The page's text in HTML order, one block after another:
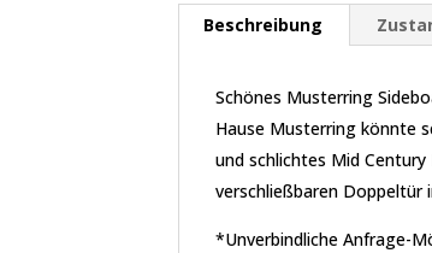
Beschreibung
Schönes Musterring
Hause Musterring könnte
und schlichtes Mid
verschließbaren Doppeltür
*Unverbindliche Anfrage-